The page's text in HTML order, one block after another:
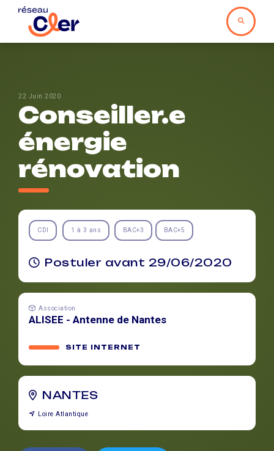
22 Juin 2020
Conseiller.e
énergie
rénovation
CDI 1 à 3 ans BAC+3 BAC+5
Postuler avant 29/06/2020
Association
ALISEE - Antenne de Nantes
SITE INTERNET
NANTES
Loire Atlantique